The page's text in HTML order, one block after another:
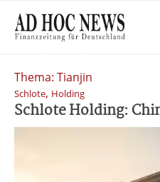
Thema: Tianjin
Schlote, Holding
Schlote Holding: